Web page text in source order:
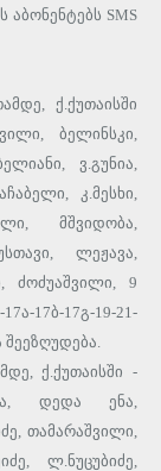
აბონენტებს SMS
ქ.ქუთაისში
ბელინსკი,
ვ.გუნია,
კ.მესხი,
მშვიდობა,
ლეჟავა,
ძოძუაშვილი, 9
17ბ-17გ-19-21-
შეეზღუდება.
ქ.ქუთაისში -
დედა ენა,
თამარაშვილი,
ლ.ნუცუბიძე,